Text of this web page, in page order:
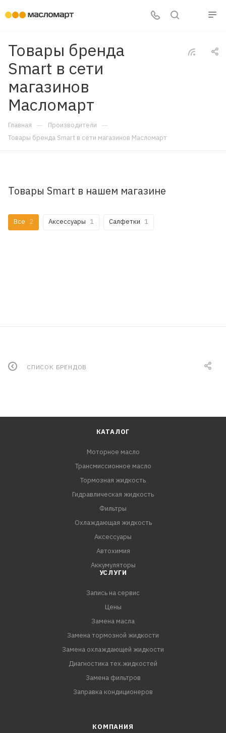
Товары бренда
Smart в сети
магазинов
Масломарт
Главная — Производители —
Товары бренда Smart в сети магазинов Масломарт
Товары Smart в нашем магазине
Все 2 Аксессуары 1 Салфетки 1
СПИСОК БРЕНДОВ
КАТАЛОГ
Моторное масло
Трансмиссионное масло
Тормозная жидкость
Гидравлическая жидкость
Фильтры
Охлаждающая жидкость
Аксессуары
Автохимия
Аккумуляторы
УСЛУГИ
Запись на сервис
Цены
Замена масла
Замена тормозной жидкости
Замена охлаждающей жидкости
Диагностика тех.жидкостей
Замена фильтров
Заправка кондиционеров
КОМПАНИЯ